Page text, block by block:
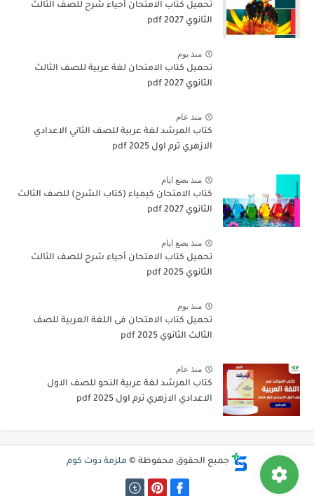
تحميل كتاب الامتحان أحياء شرح للصف الثالث
الثانوي 2027 pdf
منذ يوم
تحميل كتاب الامتحان لغة عربية للصف الثالث
الثانوي 2027 pdf
منذ عام
كتاب المرشد لغة عربية للصف الثاني الاعدادي
الازهري ترم اول 2025 pdf
منذ بضع ايام
كتاب الامتحان كيمياء (كتاب الشرح) للصف الثالث
الثانوي pdf 2027
منذ بضع ايام
تحميل كتاب الامتحان أحياء شرح للصف الثالث
الثانوي 2025 pdf
منذ يوم
تحميل كتاب الامتحان فى اللغة العربية للصف
الثالث الثانوي 2025 pdf
منذ عام
كتاب المرشد لغة عربية النحو للصف الاول
الاعدادي الازهري ترم اول 2025 pdf
جميع الحقوق محفوظة © ملزمة دوت كوم